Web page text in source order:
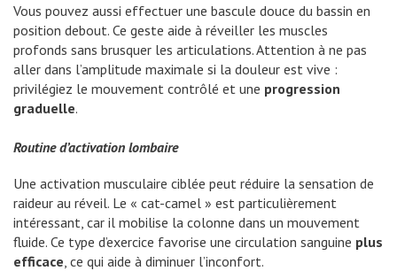
Vous pouvez aussi effectuer une bascule douce du bassin en
position debout. Ce geste aide à réveiller les muscles
profonds sans brusquer les articulations. Attention à ne pas
aller dans l’amplitude maximale si la douleur est vive :
privilégiez le mouvement contrôlé et une progression
graduelle.
Routine d’activation lombaire
Une activation musculaire ciblée peut réduire la sensation de
raideur au réveil. Le « cat-camel » est particulièrement
intéressant, car il mobilise la colonne dans un mouvement
fluide. Ce type d’exercice favorise une circulation sanguine plus
efficace , ce qui aide à diminuer l’inconfort.